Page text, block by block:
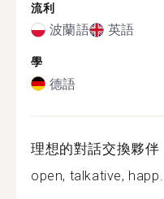
流利
波蘭語 英語
學
德語
理想的對話交換夥伴
open, talkative, happ...